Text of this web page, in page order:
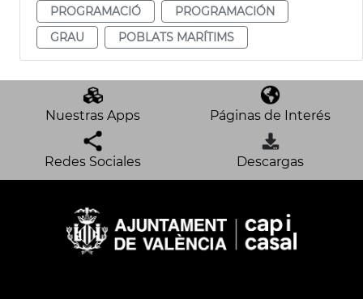
PROGRAMACIÓ
PROGRAMACIÓN
GRAU
POBLATS MARÍTIMS
Nuestras Apps Páginas de Interés
Redes Sociales Descargas